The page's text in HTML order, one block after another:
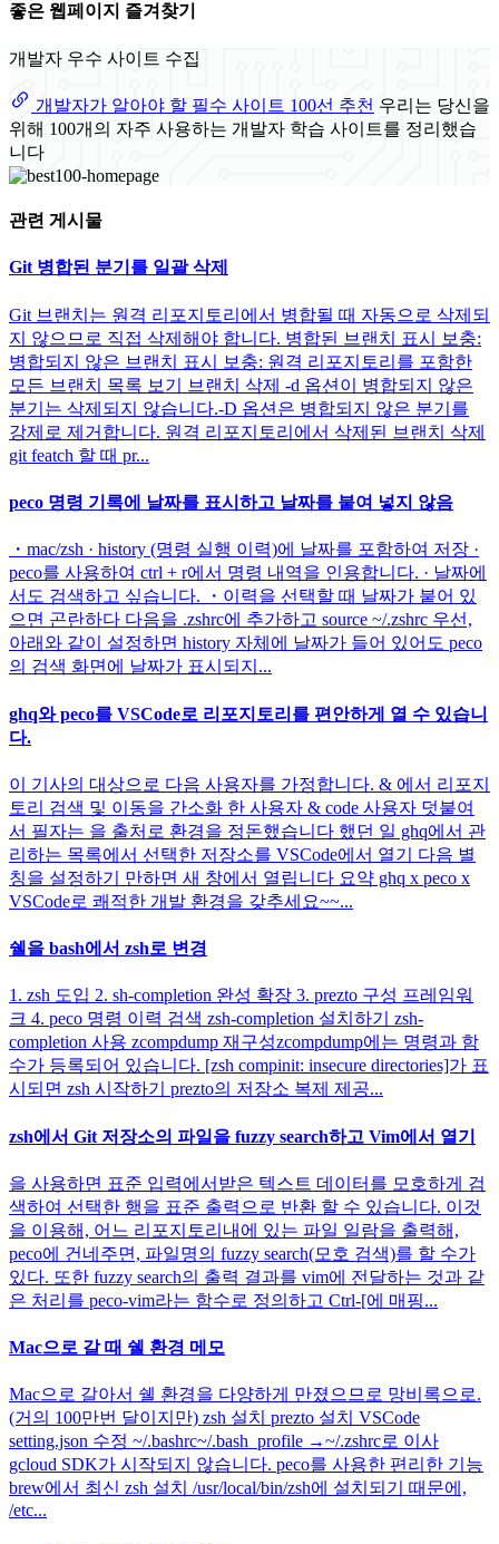
좋은 웹페이지 즐겨찾기
개발자 우수 사이트 수집
개발자가 알아야 할 필수 사이트 100선 추천 우리는 당신을
위해 100개의 자주 사용하는 개발자 학습 사이트를 정리했습
니다
관련 게시물
Git 병합된 분기를 일괄 삭제
Git 브랜치는 원격 리포지토리에서 병합될 때 자동으로 삭제되
지 않으므로 직접 삭제해야 합니다. 병합된 브랜치 표시 보충:
병합되지 않은 브랜치 표시 보충: 원격 리포지토리를 포함한
모든 브랜치 목록 보기 브랜치 삭제 -d 옵션이 병합되지 않은
분기는 삭제되지 않습니다.-D 옵션은 병합되지 않은 분기를
강제로 제거합니다. 원격 리포지토리에서 삭제된 브랜치 삭제
git featch 할 때 pr...
peco 명령 기록에 날짜를 표시하고 날짜를 붙여 넣지 않음
・mac/zsh · history (명령 실행 이력)에 날짜를 포함하여 저장 ·
peco를 사용하여 ctrl + r에서 명령 내역을 인용합니다. · 날짜에
서도 검색하고 싶습니다. ・이력을 선택할 때 날짜가 붙어 있
으면 곤란하다 다음을 .zshrc에 추가하고 source ~/.zshrc 우선,
아래와 같이 설정하면 history 자체에 날짜가 들어 있어도 peco
의 검색 화면에 날짜가 표시되지...
ghq와 peco를 VSCode로 리포지토리를 편안하게 열 수 있습니
다.
이 기사의 대상으로 다음 사용자를 가정합니다. & 에서 리포지
토리 검색 및 이동을 간소화 한 사용자 & code 사용자 덧붙여
서 필자는 을 출처로 환경을 정돈했습니다 했던 일 ghq에서 관
리하는 목록에서 선택한 저장소를 VSCode에서 열기 다음 별
칭을 설정하기 만하면 새 창에서 열립니다 요약 ghq x peco x
VSCode로 쾌적한 개발 환경을 갖추세요~~...
쉘을 bash에서 zsh로 변경
1. zsh 도입 2. sh-completion 완성 확장 3. prezto 구성 프레임워
크 4. peco 명령 이력 검색 zsh-completion 설치하기 zsh-
completion 사용 zcompdump 재구성zcompdump에는 명령과 함
수가 등록되어 있습니다. [zsh compinit: insecure directories]가 표
시되면 zsh 시작하기 prezto의 저장소 복제 제공...
zsh에서 Git 저장소의 파일을 fuzzy search하고 Vim에서 열기
을 사용하면 표준 입력에서받은 텍스트 데이터를 모호하게 검
색하여 선택한 행을 표준 출력으로 반환 할 수 있습니다. 이것
을 이용해, 어느 리포지토리내에 있는 파일 일람을 출력해,
peco에 건네주면, 파일명의 fuzzy search(모호 검색)를 할 수가
있다. 또한 fuzzy search의 출력 결과를 vim에 전달하는 것과 같
은 처리를 peco-vim라는 함수로 정의하고 Ctrl-[에 매핑...
Mac으로 갈 때 쉘 환경 메모
Mac으로 갈아서 쉘 환경을 다양하게 만졌으므로 망비록으로.
(거의 100만번 달이지만) zsh 설치 prezto 설치 VSCode
setting.json 수정 ~/.bashrc~/.bash_profile →~/.zshrc로 이사
gcloud SDK가 시작되지 않습니다. peco를 사용한 편리한 기능
brew에서 최신 zsh 설치 /usr/local/bin/zsh에 설치되기 때문에,
/etc...